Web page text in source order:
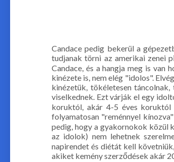
Candace pedig bekerül a
tudjanak törni az amerikai zenei
Candace, és a hangja meg is van
kinézete is, nem elég "idolos".
kinézetük, tökéletesen
viselkednek. Ezt várják el egy
koruktól, akár 4-5 éves koruktól
folyamatosan "reménnyel
pedig, hogy a gyakornokok közül
az idolok) nem lehetnek
napirendet és diétát kell
akiket kemény szerződések akár